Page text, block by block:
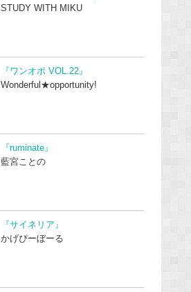
STUDY WITH MIKU
『ワンオポ VOL.22』
Wonderful★opportunity!
『ruminate』
藍宮ことの
『サイネリア』
かげぴーぼーる